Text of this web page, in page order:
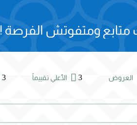
متابع ومتفوتش الفرصة !
العروض 3
 الأعلي تقييماً 3